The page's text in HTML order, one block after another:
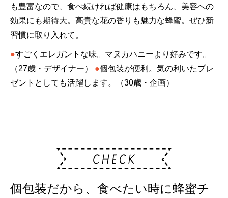
も豊富なので、食べ続ければ健康はもちろん、美容への
効果にも期待大。高貴な花の香りも魅力な蜂蜜。ぜひ新
習慣に取り入れて。
●すごくエレガントな味。マヌカハニーより好みです。
（27歳・デザイナー）
●個包装が便利。気の利いたプレ
ゼントとしても活躍します。（30歳・企画）
個包装だから、食べたい時に蜂蜜チ